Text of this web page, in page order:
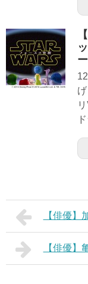
【俳優】
【俳優】